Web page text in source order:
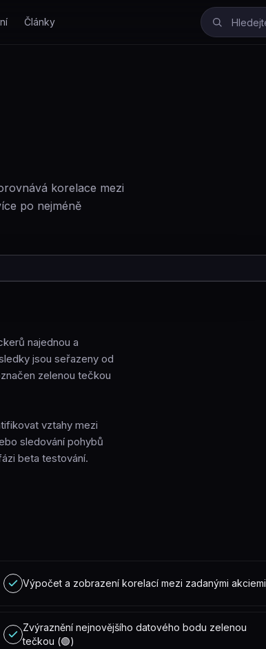
Články
korelace mezi
po nejméně
najednou a
jsou seřazeny od
zelenou tečkou
vztahy mezi
sledování pohybů
beta testování.
Výpočet a zobrazení korelací mezi zadanými akciemi
Zvýraznění nejnovějšího datového bodu zelenou
tečkou (🟢)